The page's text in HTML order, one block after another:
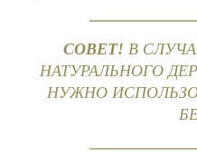
СОВЕТ! В
НАТУРАЛЬНОГО
НУЖНО